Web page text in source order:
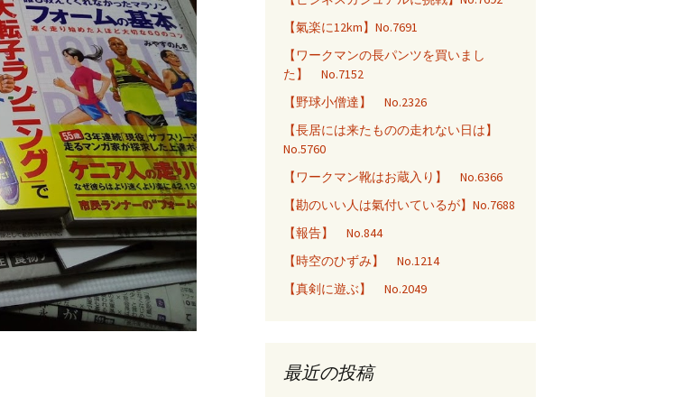
【氣楽に12km】No.7691
【ワークマンの長パンツを買いまし
た】 No.7152
【野球小僧達】 No.2326
【長居には来たものの走れない日は】
No.5760
【ワークマン靴はお蔵入り】 No.6366
【勘のいい人は氣付いているが】No.7688
【報告】 No.844
【時空のひずみ】 No.1214
【真剣に遊ぶ】 No.2049
最近の投稿